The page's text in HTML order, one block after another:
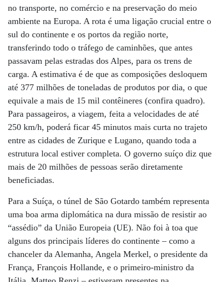
no transporte, no comércio e na preservação do meio
ambiente na Europa. A rota é uma ligação crucial entre o
sul do continente e os portos da região norte,
transferindo todo o tráfego de caminhões, que antes
passavam pelas estradas dos Alpes, para os trens de
carga. A estimativa é de que as composições desloquem
até 377 milhões de toneladas de produtos por dia, o que
equivale a mais de 15 mil contêineres (confira quadro).
Para passageiros, a viagem, feita a velocidades de até
250 km/h, poderá ficar 45 minutos mais curta no trajeto
entre as cidades de Zurique e Lugano, quando toda a
estrutura local estiver completa. O governo suíço diz que
mais de 20 milhões de pessoas serão diretamente
beneficiadas.
Para a Suíça, o túnel de São Gotardo também representa
uma boa arma diplomática na dura missão de resistir ao
“assédio” da União Europeia (UE). Não foi à toa que
alguns dos principais líderes do continente – como a
chanceler da Alemanha, Angela Merkel, o presidente da
França, François Hollande, e o primeiro-ministro da